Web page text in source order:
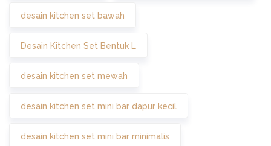
desain kitchen set bawah
Desain Kitchen Set Bentuk L
desain kitchen set mewah
desain kitchen set mini bar dapur kecil
desain kitchen set mini bar minimalis